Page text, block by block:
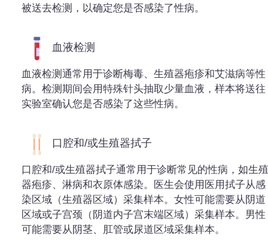
被送去检测，以确定您是否感染了性病。
血液检测
血液检测通常用于诊断梅毒、生殖器疱疹和艾滋病等性
病。检测期间会用特殊针头抽取少量血液，样本将送往
实验室确认您是否感染了这些性病。
口腔和/或生殖器拭子
口腔和/或生殖器拭子通常用于诊断常见的性病，如生殖
器疱疹、淋病和衣原体感染。医生会使用医用拭子从感
染区域（生殖器区域）采集样本。女性可能需要从阴道
区域或子宫颈（阴道内子宫末端区域）采集样本。男性
可能需要从阴茎、肛管或尿道区域采集样本。